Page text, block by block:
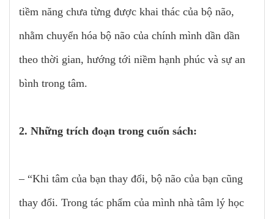
tiềm năng chưa từng được khai thác của bộ não,
nhằm chuyển hóa bộ não của chính mình dần dần
theo thời gian, hướng tới niềm hạnh phúc và sự an
bình trong tâm.
2. Những trích đoạn trong cuốn sách:
– “Khi tâm của bạn thay đổi, bộ não của bạn cũng
thay đổi. Trong tác phẩm của mình nhà tâm lý học